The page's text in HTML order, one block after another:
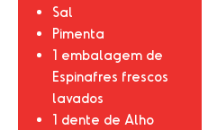
Sal
Pimenta
1 embalagem de
Espinafres frescos
lavados
1 dente de Alho